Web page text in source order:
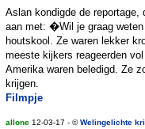
Aslan kondigde de reportage,
aan met: �Wil je graag
houtskool. Ze waren lekker
meeste kijkers reageerden
Amerika waren beledigd. Ze
krijgen.
Filmpje
allone 12-03-17 - ©Welingelichte